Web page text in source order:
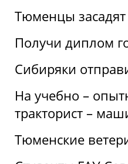
Тюменцы
Получи диплом
Сибиряки
На учебно –
тракторист –
Тюменские